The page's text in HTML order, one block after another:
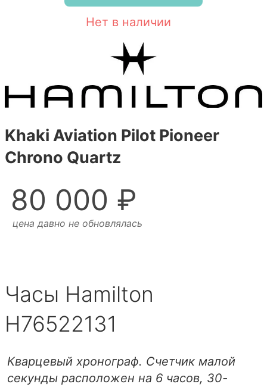
Нет в наличии
Khaki Aviation Pilot Pioneer
Chrono Quartz
80 000 ₽
цена давно не обновлялась
Часы Hamilton
H76522131
Кварцевый хронограф. Счетчик малой
секунды расположен на 6 часов, 30-